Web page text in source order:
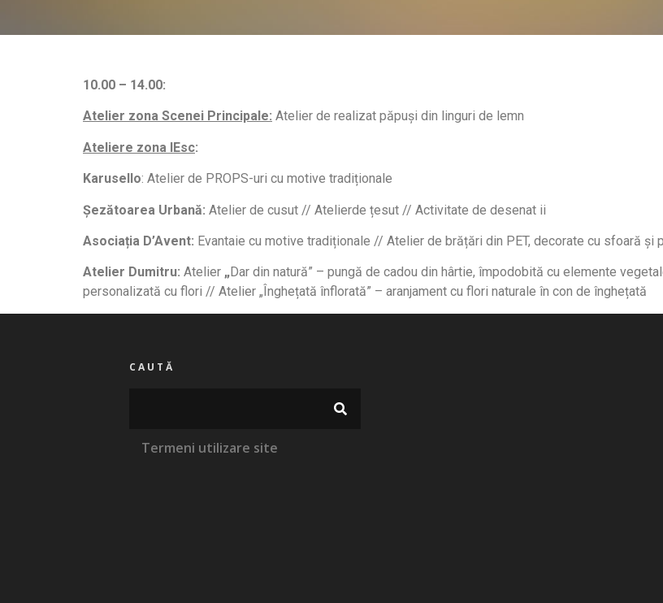
10.00 – 14.00:
Atelier zona Scenei Principale: Atelier de realizat păpuși din linguri de lemn
Ateliere zona IEsc:
Karusello: Atelier de PROPS-uri cu motive tradiționale
Șezătoarea Urbană: Atelier de cusut // Atelierde țesut // Activitate de desenat ii
Asociația D’Avent: Evantaie cu motive tradiționale // Atelier de brățări din PET, decorate cu sfoară și
Atelier Dumitru: Atelier „Dar din natură” – pungă de cadou din hârtie, împodobită cu elemente
personalizată cu flori // Atelier „Înghețată înflorată” – aranjament cu flori naturale în con de înghețată
CAUTĂ
Termeni utilizare site